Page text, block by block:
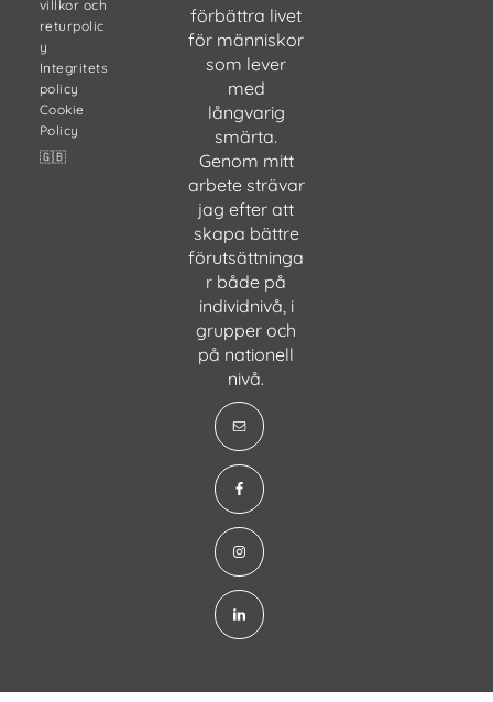
villkor och
returpolic
y
Integritets
policy
Cookie
Policy
🇬🇧
förbättra livet
för människor
som lever
med
långvarig
smärta.
Genom mitt
arbete strävar
jag efter att
skapa bättre
förutsättninga
r både på
individnivå, i
grupper och
på nationell
nivå.